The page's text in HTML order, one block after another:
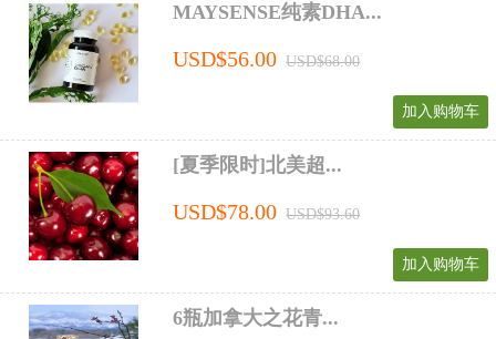
MAYSENSE纯素DHA...
USD$56.00 USD$68.00
加入购物车
[夏季限时]北美超...
USD$78.00 USD$93.60
加入购物车
6瓶加拿大之花青...